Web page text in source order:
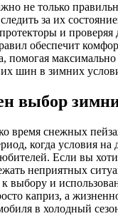
не только
за их
и проверяя
обеспечит
помогая максимально
шин в зимних
выбор
время снежных
когда условия на
Если вы
неприятных
к выбору и
каприз, а
в холодный